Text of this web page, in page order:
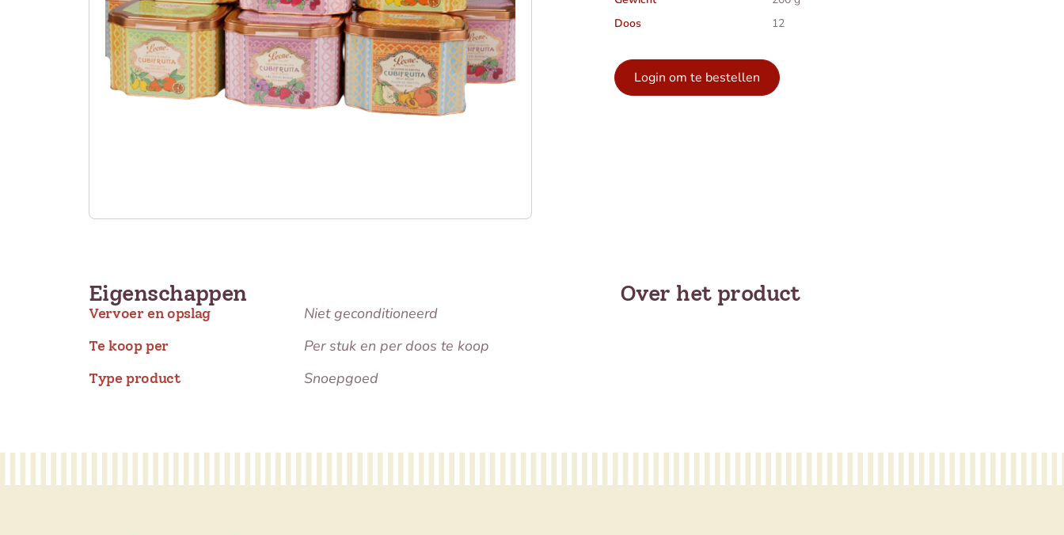
Doos
12
Login om te bestellen
Eigenschappen
Vervoer en opslag Niet geconditioneerd
Te koop per Per stuk en per doos te koop
Type product Snoepgoed
Over het product